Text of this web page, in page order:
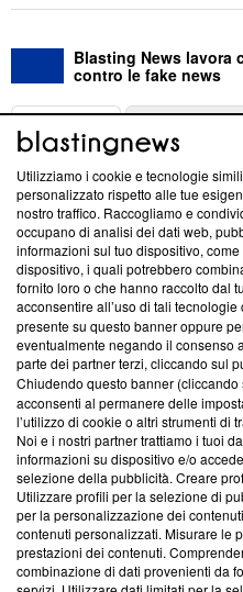
Blasting News lavora
contro le fake news
ABOUT
Questa sezione offre
News, sui nostri processi
creare news di qualità. Inoltre,
‘Trust Project - News with
ancora membro del
parte; Trust Project non ha
conformità agli standard.
Su di noi
Team editoriale
Corporate
Redazione
Informativa Privacy
Cookie Policy
Utilizziamo i cookie e tecnologie
personalizzato rispetto alle tue
nostro traffico. Raccogliamo e
occupano di analisi dei dati web,
informazioni sul tuo dispositivo,
dispositivo, i quali potrebbero
fornito loro o che hanno raccolto dal
acconsentire all’uso di tali
presente su questo banner oppure
eventualmente negando il consenso
parte dei partner terzi, cliccando sul
Chiudendo questo banner (cliccando
acconsenti al permanere delle
l’utilizzo di cookie o altri strumenti di
Noi e i nostri partner trattiamo i tuoi
informazioni su dispositivo e/o
selezione della pubblicità. Creare
Utilizzare profili per la selezione di
per la personalizzazione dei
contenuti personalizzati. Misurare le
prestazioni dei contenuti.
combinazione di dati provenienti da